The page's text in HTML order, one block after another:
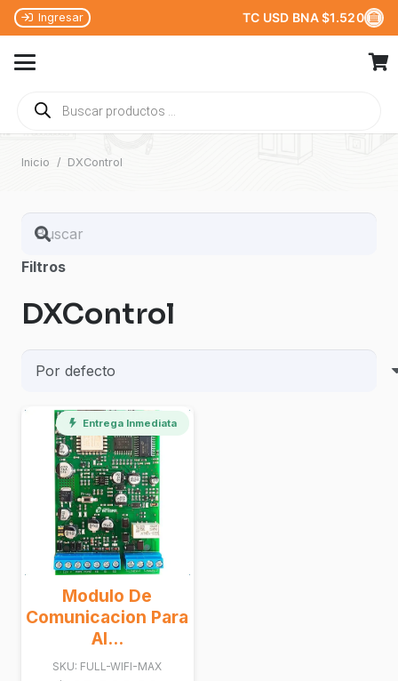
Ingresar TC USD BNA $1.520
Búsqueda
de
productos
Inicio / DXControl
Filtros
DXControl
Entrega Inmediata
Modulo De
Comunicacion Para
Al...
SKU: FULL-WIFI-MAX